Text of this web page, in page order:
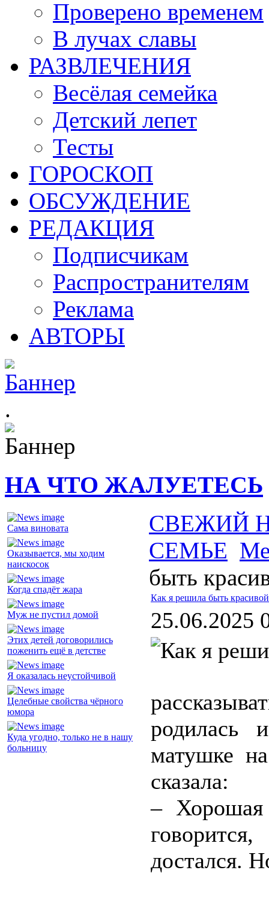
Проверено временем
В лучах славы
РАЗВЛЕЧЕНИЯ
Весёлая семейка
Детский лепет
Тесты
ГОРОСКОП
ОБСУЖДЕНИЕ
РЕДАКЦИЯ
Подписчикам
Распространителям
Реклама
АВТОРЫ
.
НА ЧТО ЖАЛУЕТЕСЬ
Сама виновата
Оказывается, мы ходим
наискосок
Когда спадёт жара
Муж не пустил домой
Этих детей договорились
поженить ещё в детстве
Я оказалась неустойчивой
Целебные свойства чёрного
юмора
Куда угодно, только не в нашу
больницу
СВЕЖИЙ
СЕМЬЕ
быть
Как я решила быть красивой
25.06.2025
родилась
матушке
сказала:
– Хорошая
достался.